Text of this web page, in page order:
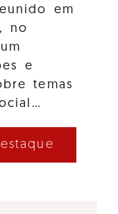
em
no
e
temas